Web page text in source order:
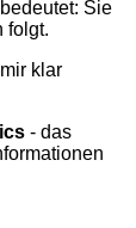
Sie
folgt.
klar
- das